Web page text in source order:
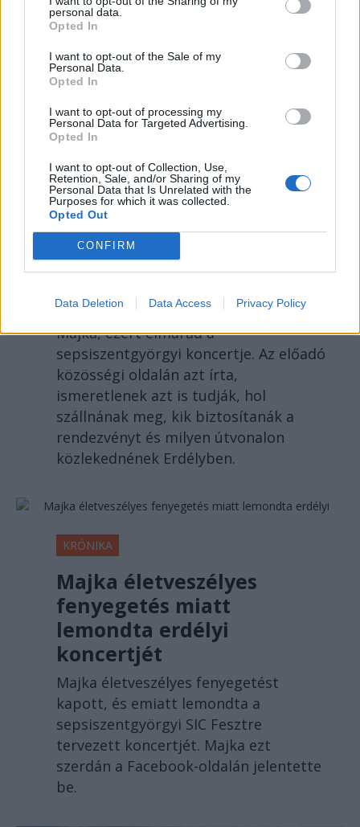
personal data.
Opted In
I want to opt-out of the Sale of my
Personal Data.
Opted In
I want to opt-out of processing my
Personal Data for Targeted Advertising.
Opted In
I want to opt-out of Collection, Use,
Retention, Sale, and/or Sharing of my
Personal Data that Is Unrelated with the
Purposes for which it was collected.
Opted Out
CONFIRM
Data Deletion Data Access Privacy Policy
Életveszélyesen
megfenyegették Majkát,
elmarad a
sepsiszentgyörgyi
Életveszélyes fenyegetést kapott
Majka, ezért elmarad a
sepsiszentgyörgyi koncertje. Az előadó
közösségi oldalán azt írta,
ismeretlenek azt is tudják, hol
szállnának meg, kik biztosítanák a
rendezvényt és milyen útvonalon
közlekednének Erdélyben.
KRÓNIKA
Majka életveszélyes
fenyegetés miatt
lemondta erdélyi
koncertjét
Majka életveszélyes fenyegetést
kapott, és emiatt lemondta a
sepsiszentgyörgyi SIC Fesztre
tervezett koncertjét. Majka ezt
szerdán a Facebook-oldalán jelentette
be.